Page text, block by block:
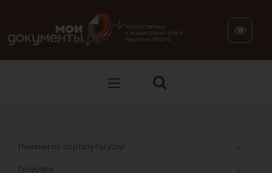
Памятки по порталу Госуслуг
Госуслуги